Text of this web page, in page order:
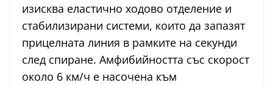
изисква еластично ходово отделение и
стабилизирани системи, които да запазят
прицелната линия в рамките на секунди
след спиране. Амфибийността със скорост
около 6 км/ч е насочена към